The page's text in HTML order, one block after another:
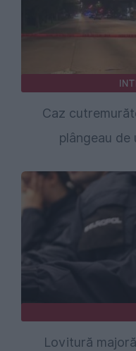
Caz
plângeau de
Lovitură